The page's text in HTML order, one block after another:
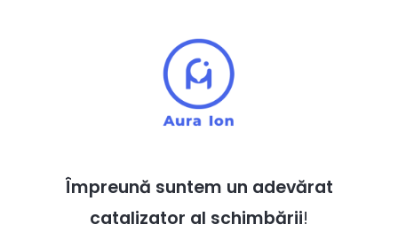
Împreună suntem un adevărat
catalizator al schimbării!